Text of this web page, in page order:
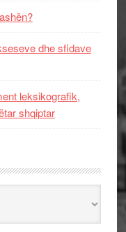
dhe sfidave
leksikografik,
shqiptar